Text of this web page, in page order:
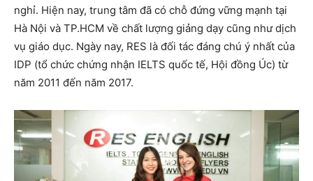
nghỉ. Hiện nay, trung tâm đã có chỗ đứng vững mạnh tại
Hà Nội và TP.HCM về chất lượng giảng dạy cũng như dịch
vụ giáo dục. Ngày nay, RES là đối tác đáng chú ý nhất của
IDP (tổ chức chứng nhận IELTS quốc tế, Hội đồng Úc) từ
năm 2011 đến năm 2017.